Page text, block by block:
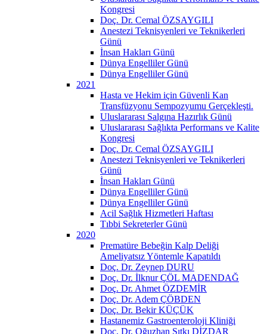
Kongresi
Doç. Dr. Cemal ÖZSAYGILI
Anestezi Teknisyenleri ve Teknikerleri
Günü
İnsan Hakları Günü
Dünya Engelliler Günü
Dünya Engelliler Günü
2021
Hasta ve Hekim için Güvenli Kan
Transfüzyonu Sempozyumu Gerçekleşti.
Uluslararası Salgına Hazırlık Günü
Uluslararası Sağlıkta Performans ve Kalite
Kongresi
Doç. Dr. Cemal ÖZSAYGILI
Anestezi Teknisyenleri ve Teknikerleri
Günü
İnsan Hakları Günü
Dünya Engelliler Günü
Dünya Engelliler Günü
Acil Sağlık Hizmetleri Haftası
Tıbbi Sekreterler Günü
2020
Prematüre Bebeğin Kalp Deliği
Ameliyatsız Yöntemle Kapatıldı
Doç. Dr. Zeynep DURU
Doç. Dr. İlknur ÇÖL MADENDAĞ
Doç. Dr. Ahmet ÖZDEMİR
Doç. Dr. Adem ÇÖBDEN
Doç. Dr. Bekir KÜÇÜK
Hastanemiz Gastroenteroloji Kliniği
Doç. Dr. Oğuzhan Sıtkı DİZDAR